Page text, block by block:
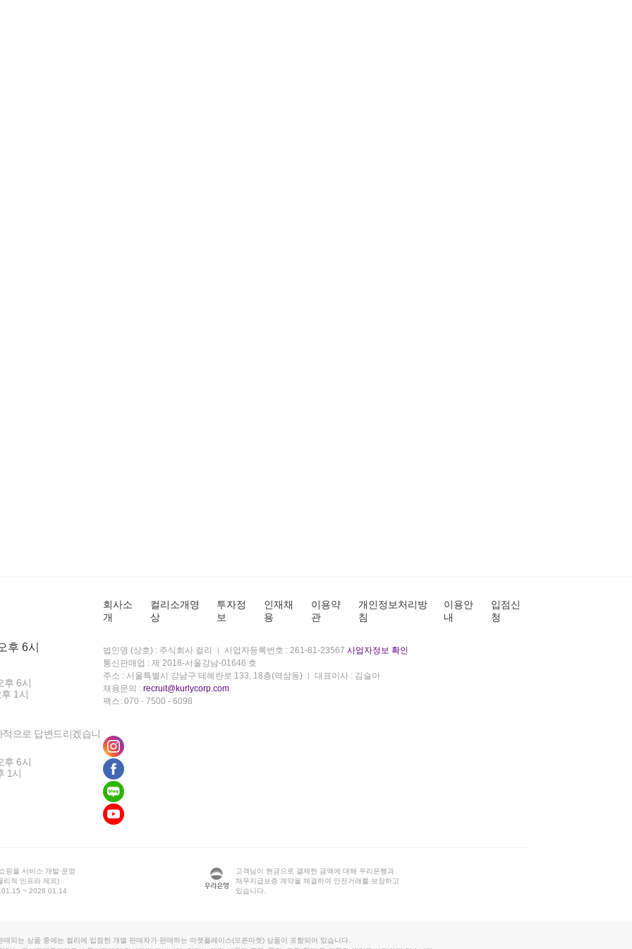
후 6시
후 6시
1시
으로 답변드리겠습니
후 6시
1시
회사소
개
컬리소개영
상
투자정
보
인재채
용
이용약
관
개인정보처리방
침
이용안
내
입점신
청
법인명 (상호) : 주식회사 컬리 사업자등록번호 : 261-81-23567 사업자정보 확인
통신판매업 : 제 2018-서울강남-01646 호
주소 : 서울특별시 강남구 테헤란로 133, 18층(역삼동)
대표이사 : 김슬아
채용문의 : recruit@kurlycorp.com
팩스: 070 - 7500 - 6098
핑몰 서비스 개발·운영
리적 인프라 제외)
~ 2028.01.14
고객님이 현금으로 결제한 금액에 대해 우리은행과
채무지급보증 계약을 체결하여 안전거래를 보장하고
있습니다.
매되는 상품 중에는 컬리에 입점한 개별 판매자가 판매하는 마켓플레이스(오픈마켓) 상품이 포함되어 있습니다.